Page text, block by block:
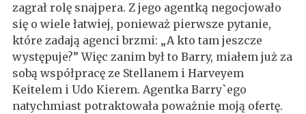
zagrał rolę snajpera. Z jego agentką negocjowało
się o wiele łatwiej, ponieważ pierwsze pytanie,
które zadają agenci brzmi: „A kto tam jeszcze
występuje?” Więc zanim był to Barry, miałem już za
sobą współpracę ze Stellanem i Harveyem
Keitelem i Udo Kierem. Agentka Barry`ego
natychmiast potraktowała poważnie moją ofertę.